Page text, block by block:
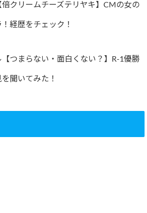
倍クリームチーズテリヤキ】CMの女の
経歴をチェック！
つまらない・面白くない？】R-1優勝
聞いてみた！